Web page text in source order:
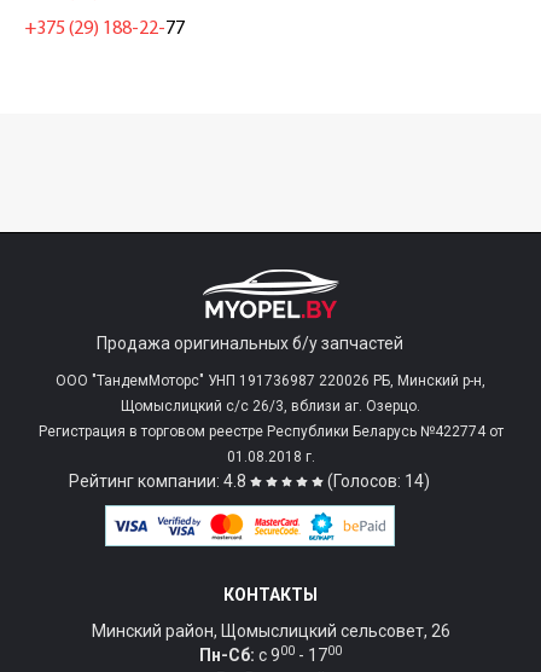
+375 (29) 188-22-77
Продажа оригинальных б/у запчастей
ООО "ТандемМоторс" УНП 191736987 220026 РБ, Минский р-н,
Щомыслицкий с/c 26/3, вблизи аг. Озерцо.
Регистрация в торговом реестре Республики Беларусь №422774 от
01.08.2018 г.
Рейтинг компании: 4.8 (Голосов: 14)
КОНТАКТЫ
Минский район, Щомыслицкий сельсовет, 26
Пн-Сб: c 900 - 1700